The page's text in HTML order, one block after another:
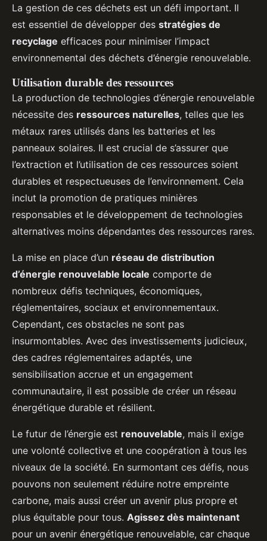
La gestion de ces déchets est un défi important. Il
est essentiel de développer des stratégies de
recyclage efficaces pour minimiser l’impact
environnemental des déchets d’énergie renouvelable.
Utilisation durable des ressources
La production de technologies d’énergie renouvelable
nécessite des ressources naturelles, telles que les
métaux rares utilisés dans les batteries et les
panneaux solaires. Il est crucial de s’assurer que
l’extraction et l’utilisation de ces ressources soient
durables et respectueuses de l’environnement. Cela
inclut la promotion de pratiques minières
responsables et le développement de technologies
alternatives moins dépendantes des ressources rares.
La mise en place d’un réseau de distribution
d’énergie renouvelable locale comporte de
nombreux défis techniques, économiques,
réglementaires, sociaux et environnementaux.
Cependant, ces obstacles ne sont pas
insurmontables. Avec des investissements judicieux,
des cadres réglementaires adaptés, une
sensibilisation accrue et un engagement
communautaire, il est possible de créer un réseau
énergétique durable et résilient.
Le futur de l’énergie est renouvelable, mais il exige
une volonté collective et une coopération à tous les
niveaux de la société. En surmontant ces défis, nous
pouvons non seulement réduire notre empreinte
carbone, mais aussi créer un avenir plus propre et
plus équitable pour tous. Agissez dès maintenant
pour un avenir énergétique renouvelable, car chaque